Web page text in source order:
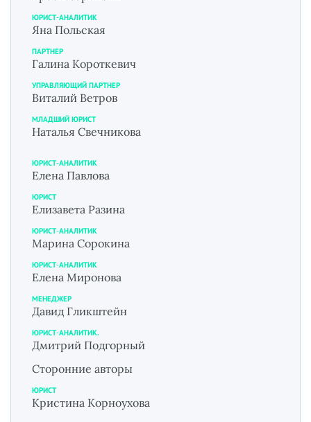
ЮРИСТ-АНАЛИТИК
Яна Польская
ПАРТНЕР
Галина Короткевич
УПРАВЛЯЮЩИЙ ПАРТНЕР
Виталий Ветров
МЛАДШИЙ ЮРИСТ
Наталья Свечникова
ЮРИСТ-АНАЛИТИК
Елена Павлова
ЮРИСТ
Елизавета Разина
ЮРИСТ-АНАЛИТИК
Марина Сорокина
ЮРИСТ-АНАЛИТИК
Елена Миронова
МЕНЕДЖЕР
Давид Гликштейн
ЮРИСТ-АНАЛИТИК.
Дмитрий Подгорный
Сторонние авторы
ЮРИСТ
Кристина Корноухова